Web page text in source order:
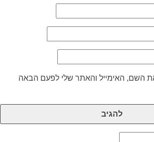
השם, האימייל והאתר שלי לפעם הבאה